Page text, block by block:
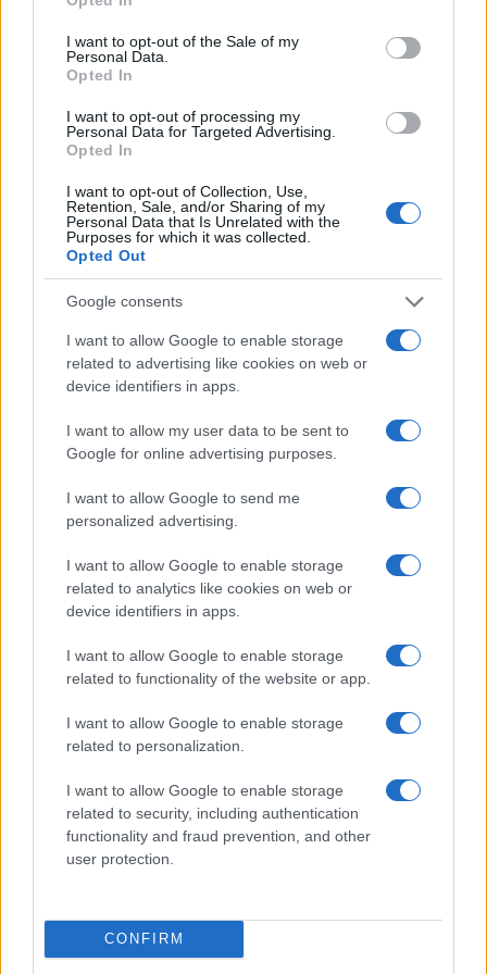
I want to opt-out of the Sale of my
Personal Data.
Opted In
I want to opt-out of processing my
Personal Data for Targeted Advertising.
Opted In
I want to opt-out of Collection, Use,
Retention, Sale, and/or Sharing of my
Personal Data that Is Unrelated with the
Purposes for which it was collected.
Opted Out
Google consents
I want to allow Google to enable storage
related to advertising like cookies on web or
device identifiers in apps.
I want to allow my user data to be sent to
Google for online advertising purposes.
I want to allow Google to send me
personalized advertising.
I want to allow Google to enable storage
related to analytics like cookies on web or
device identifiers in apps.
I want to allow Google to enable storage
related to functionality of the website or app.
I want to allow Google to enable storage
related to personalization.
I want to allow Google to enable storage
related to security, including authentication
functionality and fraud prevention, and other
user protection.
CONFIRM
macchina che promuove se stessa nella quasi
totalità dei casi non vigila ma si assolve.
questo traligna in arbitrio, con l’albagia dichi
scambia l’indulgenza per generosità
pedagogica. Così il diploma cessa di attestare un
livello e certifica per paradosso, la latitudine in cui
lo si è conseguito.
La sperequazione
Qui la difformità cessa di essere accademica. Il
dischiudono l’Albo Nazionale delle Eccellenze, gli
esoneri dalle tasse universitarie, le borse di
studio, la Carta del Merito da 500 euro. Chi è
valutato con severità paga due volte: perde il
riconoscimento e finanzia, con il proprio rigore, la
resta a mani vuote
una commissione prodiga incassa bonus e